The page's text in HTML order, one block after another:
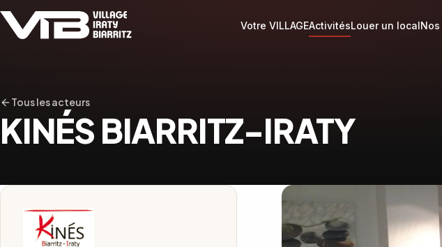
Votre VILLAGEActivitésLouer un local
Tous les acteurs
KINÉS BIARRITZ-IRATY